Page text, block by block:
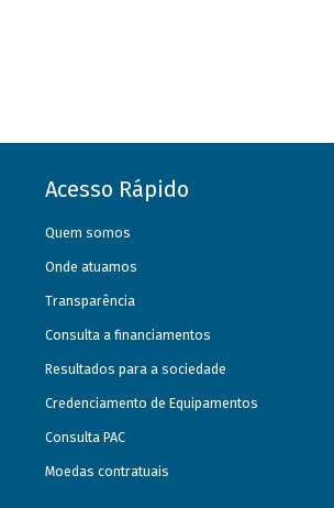
Acesso Rápido
Quem somos
Onde atuamos
Transparência
Consulta a financiamentos
Resultados para a sociedade
Credenciamento de Equipamentos
Consulta PAC
Moedas contratuais